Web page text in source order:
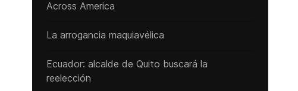
Across America
La arrogancia maquiavélica
Ecuador: alcalde de Quito buscará la
reelección